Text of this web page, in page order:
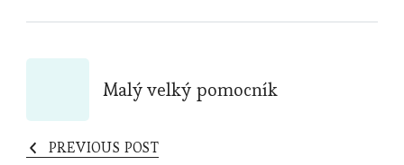
Navigation
Malý velký pomocník
PREVIOUS POST